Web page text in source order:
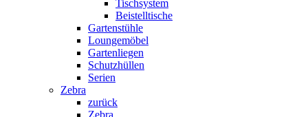
Tischsystem
Beistelltische
Gartenstühle
Loungemöbel
Gartenliegen
Schutzhüllen
Serien
Zebra
zurück
Zebra